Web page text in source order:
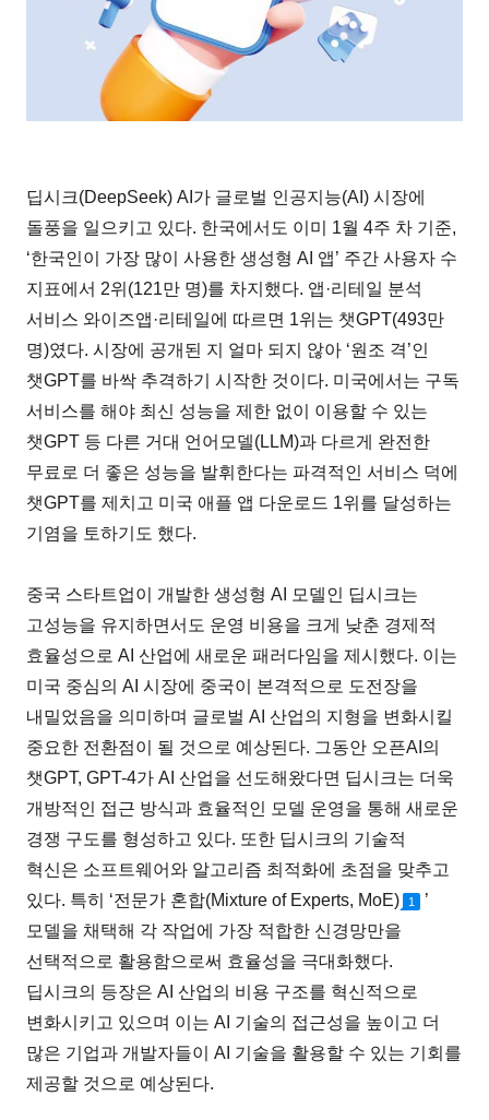
딥시크(DeepSeek) AI가 글로벌 인공지능(AI) 시장에
돌풍을 일으키고 있다. 한국에서도 이미 1월 4주 차 기준,
‘한국인이 가장 많이 사용한 생성형 AI 앱’ 주간 사용자 수
지표에서 2위(121만 명)를 차지했다. 앱·리테일 분석
서비스 와이즈앱·리테일에 따르면 1위는 챗GPT(493만
명)였다. 시장에 공개된 지 얼마 되지 않아 ‘원조 격’인
챗GPT를 바싹 추격하기 시작한 것이다. 미국에서는 구독
서비스를 해야 최신 성능을 제한 없이 이용할 수 있는
챗GPT 등 다른 거대 언어모델(LLM)과 다르게 완전한
무료로 더 좋은 성능을 발휘한다는 파격적인 서비스 덕에
챗GPT를 제치고 미국 애플 앱 다운로드 1위를 달성하는
기염을 토하기도 했다.
중국 스타트업이 개발한 생성형 AI 모델인 딥시크는
고성능을 유지하면서도 운영 비용을 크게 낮춘 경제적
효율성으로 AI 산업에 새로운 패러다임을 제시했다. 이는
미국 중심의 AI 시장에 중국이 본격적으로 도전장을
내밀었음을 의미하며 글로벌 AI 산업의 지형을 변화시킬
중요한 전환점이 될 것으로 예상된다. 그동안 오픈AI의
챗GPT, GPT-4가 AI 산업을 선도해왔다면 딥시크는 더욱
개방적인 접근 방식과 효율적인 모델 운영을 통해 새로운
경쟁 구도를 형성하고 있다. 또한 딥시크의 기술적
혁신은 소프트웨어와 알고리즘 최적화에 초점을 맞추고
있다. 특히 ‘전문가 혼합(Mixture of Experts, MoE)
1
’
모델을 채택해 각 작업에 가장 적합한 신경망만을
선택적으로 활용함으로써 효율성을 극대화했다.
딥시크의 등장은 AI 산업의 비용 구조를 혁신적으로
변화시키고 있으며 이는 AI 기술의 접근성을 높이고 더
많은 기업과 개발자들이 AI 기술을 활용할 수 있는 기회를
제공할 것으로 예상된다.